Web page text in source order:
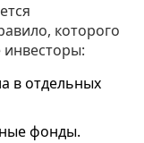
которого
в отдельных
фонды.